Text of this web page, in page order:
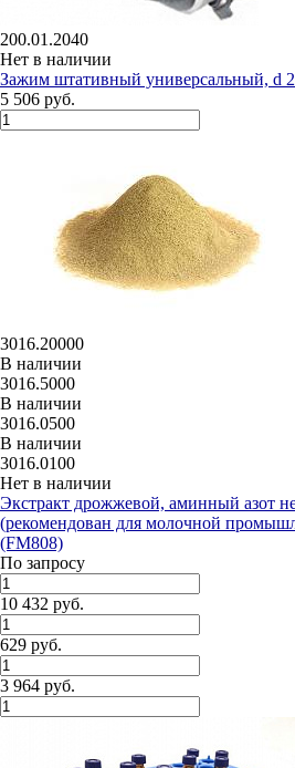
200.01.2040
Нет в наличии
Зажим штативный универсальный, d
5 506 руб.
3016.20000
В наличии
3016.5000
В наличии
3016.0500
В наличии
3016.0100
Нет в наличии
Экстракт дрожжевой, аминный азот
(рекомендован для молочной
(FM808)
По запросу
10 432 руб.
629 руб.
3 964 руб.